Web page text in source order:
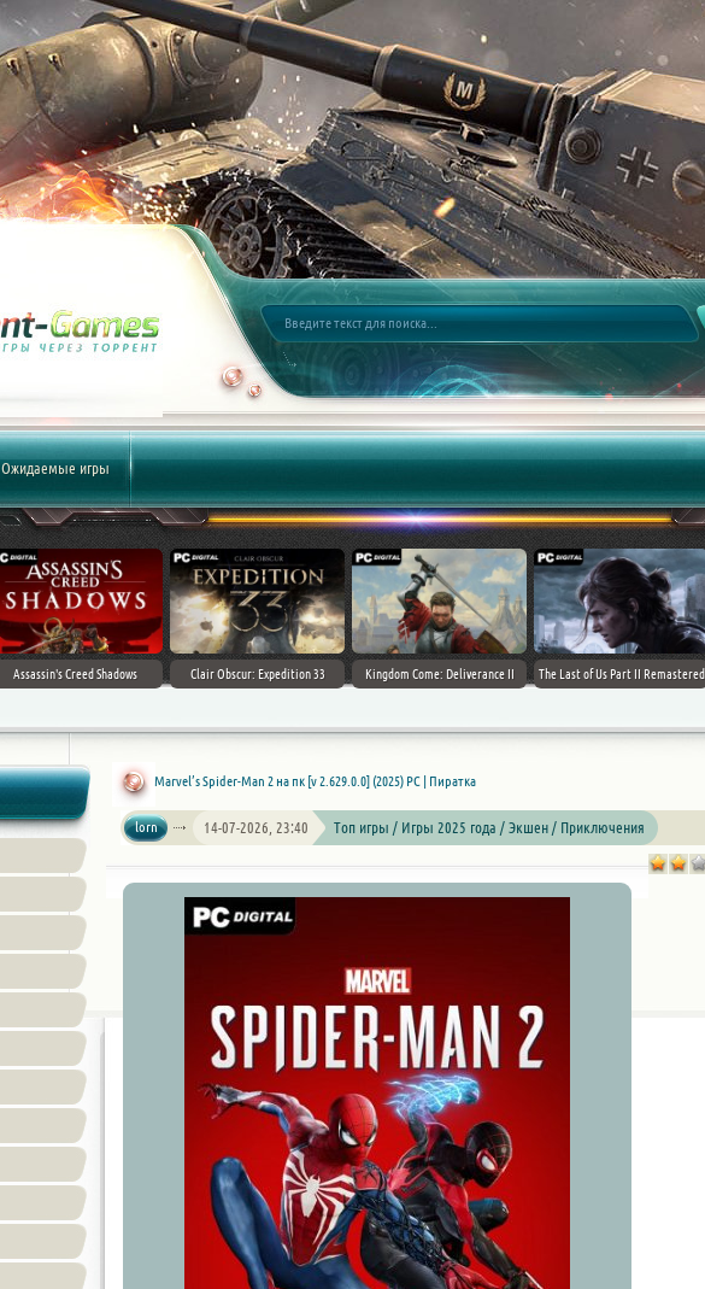
Ожидаемые игры
Assassin's Creed Shadows Clair Obscur: Expedition 33 Kingdom Come: Deliverance II The Last of Us Part II Remastered
Marvel’s Spider-Man 2 на пк [v 2.629.0.0] (2025) PC | Пиратка
lorn 14-07-2026, 23:40 Топ игры / Игры 2025 года / Экшен / Приключения